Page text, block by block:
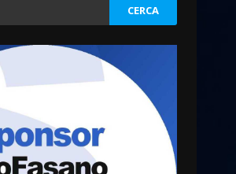
Fasanese ferito a colpi di
arma da fuoco
6 Agosto 2026 18:13